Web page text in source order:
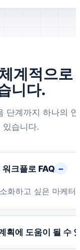
계적으로
니다.
단계까지 하나의
있습니다.
워크플로 FAQ –
화하고 싶은 마케터
획에 도움이 될 수